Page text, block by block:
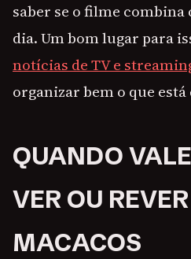
saber se o filme
dia. Um bom lugar para
notícias de TV e
organizar bem o que está
QUANDO
VER OU
MACACOS